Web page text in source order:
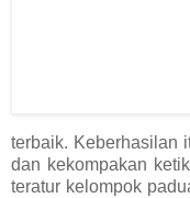
terbaik. Keberhasilan
dan kekompakan
teratur kelompok